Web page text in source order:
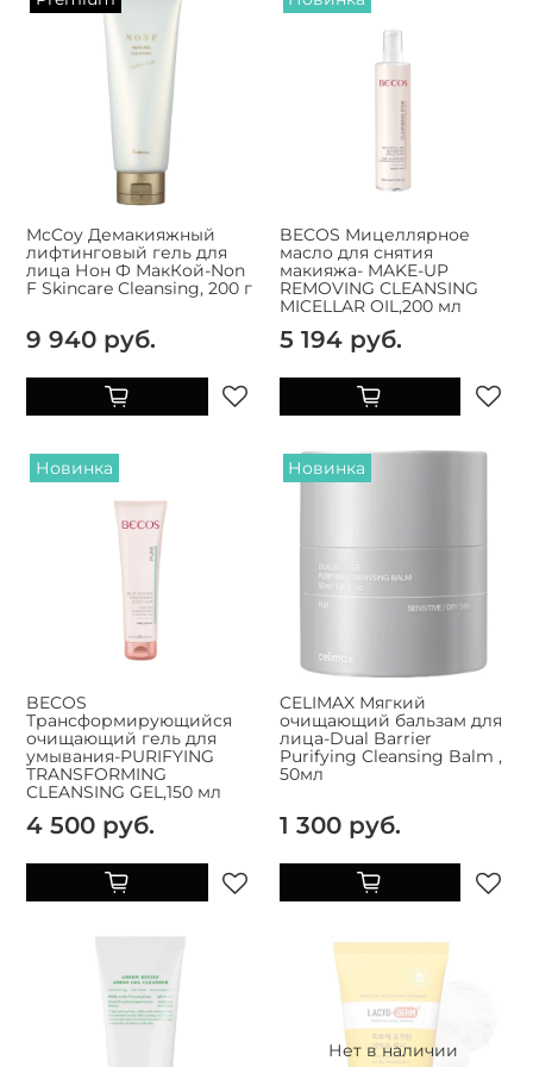
McCoy Демакияжный
лифтинговый гель для
лица Нон Ф МакКой-Non
F Skincare Cleansing, 200 г
9 940 руб.
BECOS Мицеллярное
масло для снятия
макияжа- MAKE-UP
REMOVING CLEANSING
MICELLAR OIL,200 мл
5 194 руб.
Новинка
BECOS
Трансформирующийся
очищающий гель для
умывания-PURIFYING
TRANSFORMING
CLEANSING GEL,150 мл
4 500 руб.
Новинка
CELIMAX Мягкий
очищающий бальзам для
лица-Dual Barrier
Purifying Cleansing Balm ,
50мл
1 300 руб.
Нет в наличии